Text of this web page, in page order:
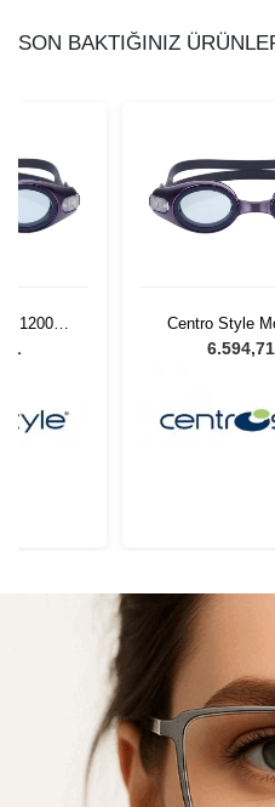
SON BAKTIĞINIZ
12002
Centro Style
Mor